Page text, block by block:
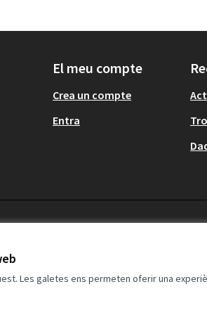
Les galetes ens permeten oferir una
El meu compte
Crea un compte
Entra